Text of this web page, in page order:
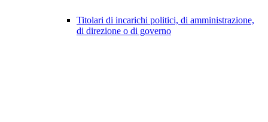
Titolari di incarichi politici, di amministrazione,
di direzione o di governo